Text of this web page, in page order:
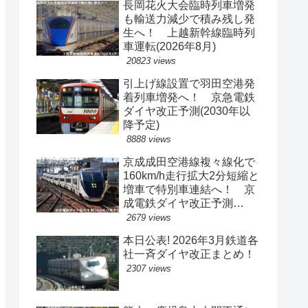
長岡花火大会臨時列車増発
も輸送力減少で積み残し発
生へ！ 上越新幹線臨時列
車運転(2026年8月)
20823 views
引上げ線設置で羽田空港発
着列車増発へ！ 京急電鉄
ダイヤ改正予測(2030年以
降予定)
8888 views
京成成田空港線複々線化で
160km/h走行拡大2分短縮と
増車で特別車連結へ！ 京
成電鉄ダイヤ改正予測
(2029年以降予定)
2679 views
本日公表! 2026年3月鉄道各
社一斉ダイヤ改正まとめ！
2307 views